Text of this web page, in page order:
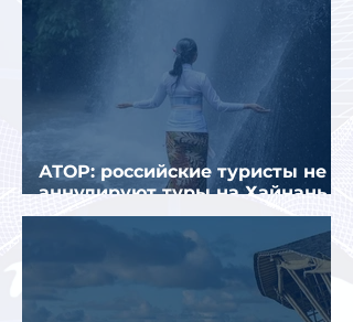
АТОР: российские туристы не
аннулируют туры на Хайнань
из-за тайфуна «Дельфин»